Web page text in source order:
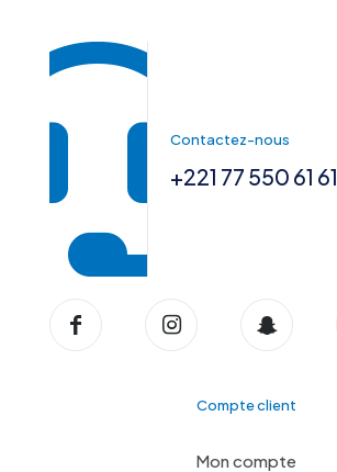
Contactez-nous
+221 77 550 61 61
Compte client
Mon compte